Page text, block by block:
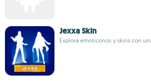
Jexxa Skin
Explora emoticonos y skins con